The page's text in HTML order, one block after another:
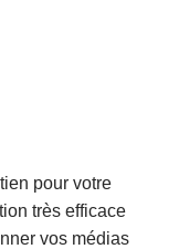
pour votre
très efficace
vos médias